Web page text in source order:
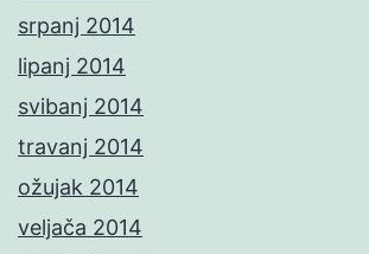
srpanj 2014
lipanj 2014
svibanj 2014
travanj 2014
ožujak 2014
veljača 2014